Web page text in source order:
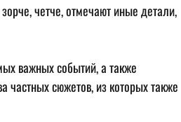
четче, отмечают иные детали,
важных событий, а также
частных сюжетов, из которых также